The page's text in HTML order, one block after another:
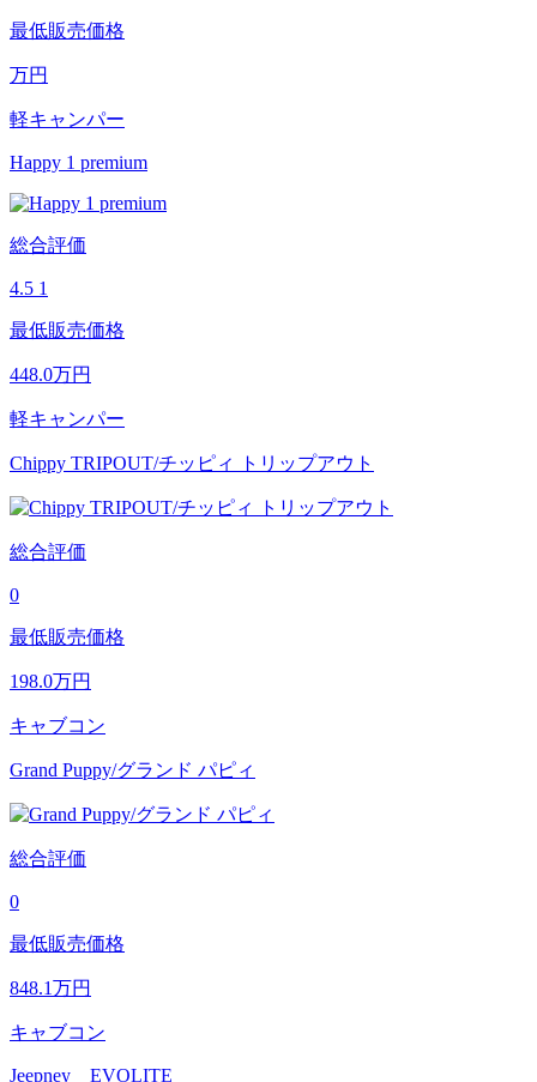
最低販売価格
万円
軽キャンパー
Happy 1 premium
総合評価
4.5 1
最低販売価格
448.0万円
軽キャンパー
Chippy TRIPOUT/チッピィ トリップアウト
総合評価
0
最低販売価格
198.0万円
キャブコン
Grand Puppy/グランド パピィ
総合評価
0
最低販売価格
848.1万円
キャブコン
Jeepney EVOLITE